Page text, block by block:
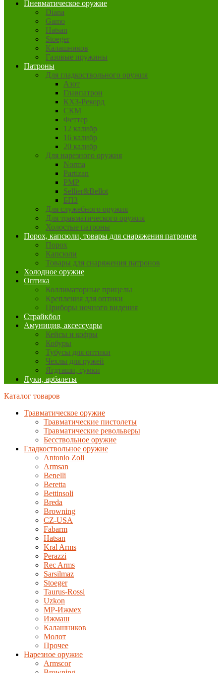
Пневматическое оружие
Diana
Gamo
Hatsan
Stoeger
Калашников
Газовые пружины
Патроны
Для гладкоствольного оружия
Азот
Главпатрон
КХЗ-Рекорд
СКМ
Феттер
12 калибр
16 калибр
20 калибр
Для нарезного оружия
Norma
Partizan
PMP
Sellier&Bellot
БПЗ
Для служебного оружия
Для травматического оружия
Холостые патроны
Порох, капсюли, товары для снаряжения патронов
Порох
Капсюли
Товары для снаряжения патронов
Холодное оружие
Оптика
Коллиматорные прицелы
Крепления для оптики
Приборы ночного видения
Страйкбол
Амуниция, аксессуары
Кейсы и кофры
Кобуры
Тубусы для оптики
Чехлы для ружей
Ягдташи, сумки
Луки, арбалеты
Каталог товаров
Травматическое оружие
Травматические пистолеты
Травматические револьверы
Бесствольное оружие
Гладкоствольное оружие
Antonio Zoli
Armsan
Benelli
Beretta
Bettinsoli
Breda
Browning
CZ-USA
Fabarm
Hatsan
Kral Arms
Perazzi
Rec Arms
Sarsilmaz
Stoeger
Taurus-Rossi
Uzkon
MP-Ижмех
Ижмаш
Калашников
Молот
Прочее
Нарезное оружие
Armscor